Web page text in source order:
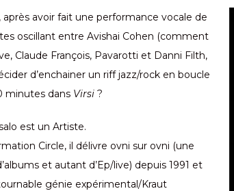
avoir fait une performance vocale de
oscillant entre Avishai Cohen (comment
Claude François, Pavarotti et Danni Filth,
d’enchainer un riff jazz/rock en boucle
minutes dans Virsi ?
est un Artiste.
Circle, il délivre ovni sur ovni (une
et autant d’Ep/live) depuis 1991 et
génie expérimental/Kraut